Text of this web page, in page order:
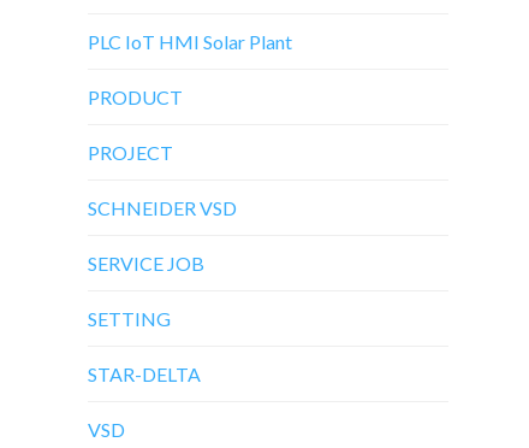
PLC IoT HMI Solar Plant
PRODUCT
PROJECT
SCHNEIDER VSD
SERVICE JOB
SETTING
STAR-DELTA
VSD